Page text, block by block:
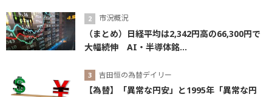
市況概況
（まとめ）日経平均は2,342円高の66,300円で
大幅続伸 AI・半導体銘...
吉田恒の為替デイリー
【為替】「異常な円安」と1995年「異常な円